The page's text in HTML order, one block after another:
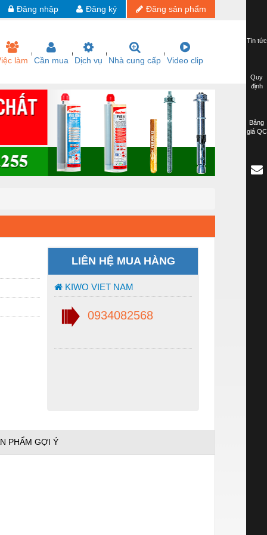
Đăng sản phẩm
Đăng ký
Đăng nhập
làm Cần mua Dịch vụ Nhà cung cấp Video clip
LIÊN HỆ MUA HÀNG
KIWO VIET NAM
0934082568
PHẨM GỢI Ý
Tin tức
Quy
định
Bảng
giá QC